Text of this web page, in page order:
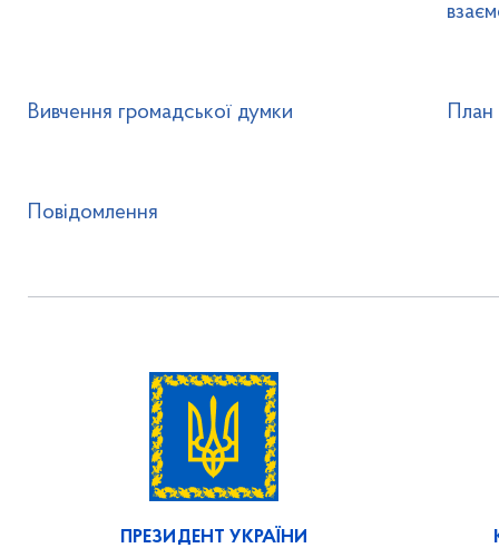
Вивчення громадської думки План
Повідомлення
ПРЕЗИДЕНТ УКРАЇНИ